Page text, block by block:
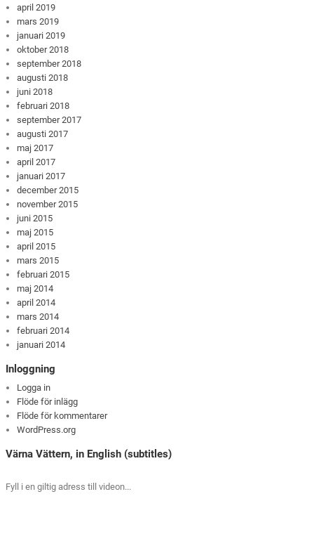
april 2019
mars 2019
januari 2019
oktober 2018
september 2018
augusti 2018
juni 2018
februari 2018
september 2017
augusti 2017
maj 2017
april 2017
januari 2017
december 2015
november 2015
juni 2015
maj 2015
april 2015
mars 2015
februari 2015
maj 2014
april 2014
mars 2014
februari 2014
januari 2014
Inloggning
Logga in
Flöde för inlägg
Flöde för kommentarer
WordPress.org
Värna Vättern, in English (subtitles)
Fyll i en giltig adress till videon...